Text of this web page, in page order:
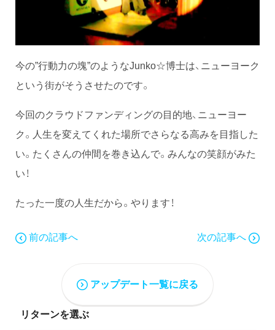
今の”行動力の塊”のようなJunko☆博士は、ニューヨーク
という街がそうさせたのです。
今回のクラウドファンディングの目的地、ニューヨー
ク。人生を変えてくれた場所でさらなる高みを目指した
い。たくさんの仲間を巻き込んで。みんなの笑顔がみた
い！
たった一度の人生だから。やります！
前の記事へ 次の記事へ
アップデート一覧に戻る
リターンを選ぶ